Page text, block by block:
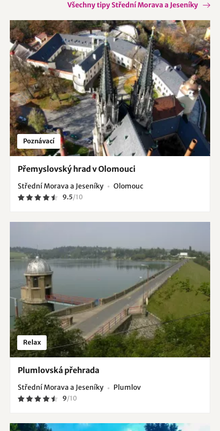
Všechny tipy Střední Morava a Jeseníky
Poznávací
Přemyslovský hrad v Olomouci
Střední Morava a Jeseníky Olomouc
9.5/10
Relax
Plumlovská přehrada
Střední Morava a Jeseníky Plumlov
9/10